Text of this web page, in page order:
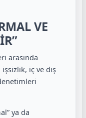
VE
arasında
iç ve dış
ya da